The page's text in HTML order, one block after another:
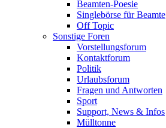
Beamten-Poesie
Singlebörse für Beamte
Off Topic
Sonstige Foren
Vorstellungsforum
Kontaktforum
Politik
Urlaubsforum
Fragen und Antworten
Sport
Support, News & Infos
Mülltonne